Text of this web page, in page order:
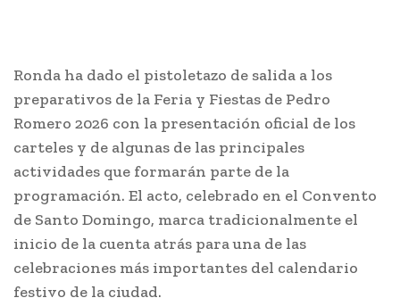
Ronda ha dado el pistoletazo de salida a los
preparativos de la Feria y Fiestas de Pedro
Romero 2026 con la presentación oficial de los
carteles y de algunas de las principales
actividades que formarán parte de la
programación. El acto, celebrado en el Convento
de Santo Domingo, marca tradicionalmente el
inicio de la cuenta atrás para una de las
celebraciones más importantes del calendario
festivo de la ciudad.